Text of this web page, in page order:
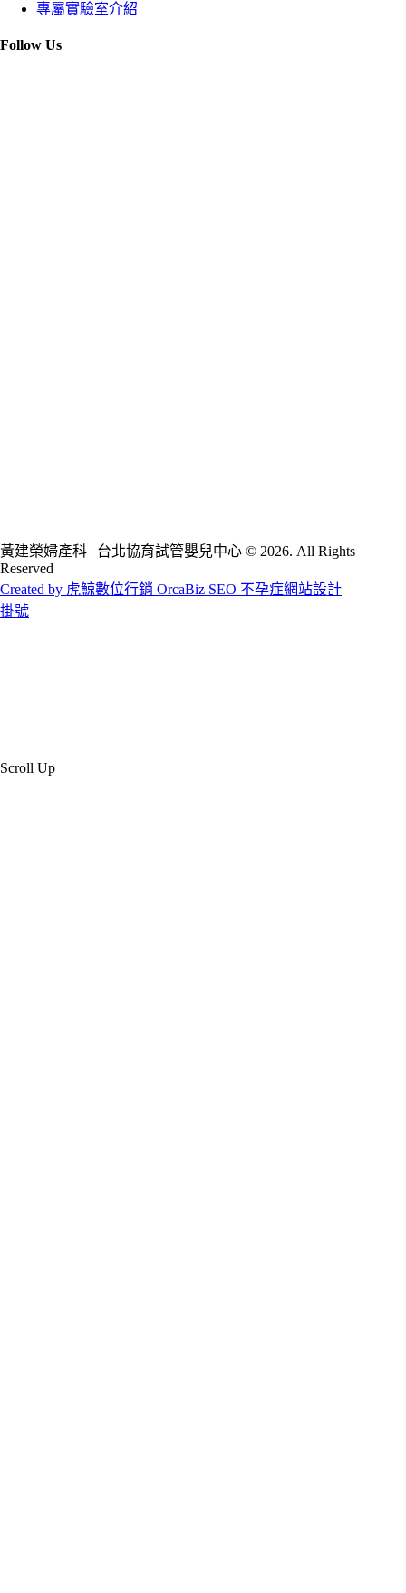
專屬實驗室介紹
Follow Us
黃建榮婦產科 | 台北協育試管嬰兒中心 © 2026. All Rights
Reserved
Created by 虎鯨數位行銷 OrcaBiz SEO 不孕症網站設計
掛號
Scroll Up